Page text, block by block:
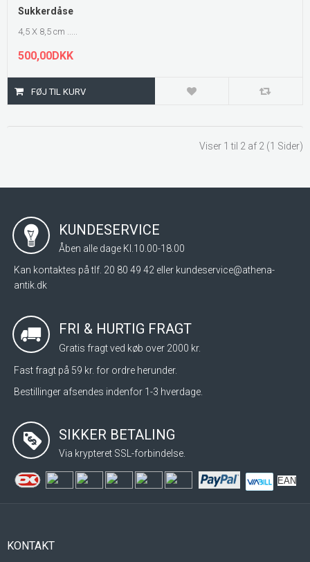
Sukkerdåse
4,5 X 8,5 cm .....
500,00DKK
Viser 1 til 2 af 2 (1 Sider)
KUNDESERVICE
Åben alle dage Kl.10.00-18.00
Kan kontaktes på tlf. 20 80 49 42 eller kundeservice@athena-
antik.dk
FRI & HURTIG FRAGT
Gratis fragt ved køb over 2000 kr.
Fast fragt på 59 kr. for ordre herunder.
Bestillinger afsendes indenfor 1-3 hverdage.
SIKKER BETALING
Via krypteret SSL-forbindelse.
EAN
KONTAKT